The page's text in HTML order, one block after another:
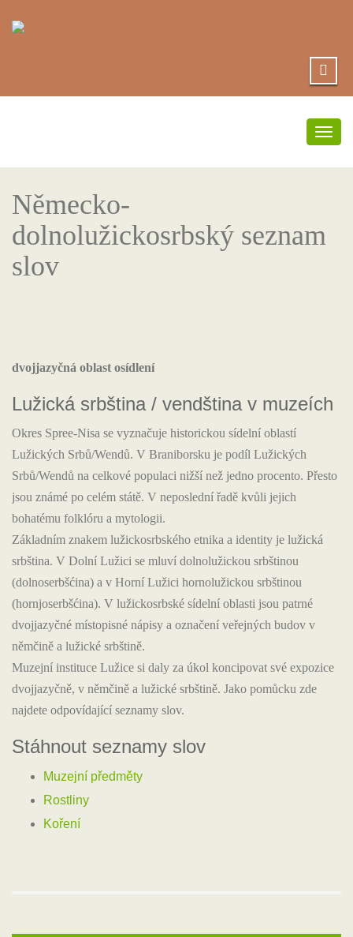
Německo-
dolnolužickosrbský seznam
slov
dvojjazyčná oblast osídlení
Lužická srbština / vendština v muzeích
Okres Spree-Nisa se vyznačuje historickou sídelní oblastí
Lužických Srbů/Wendů. V Braniborsku je podíl Lužických
Srbů/Wendů na celkové populaci nižší než jedno procento. Přesto
jsou známé po celém státě. V neposlední řadě kvůli jejich
bohatému folklóru a mytologii.
Základním znakem lužickosrbského etnika a identity je lužická
srbština. V Dolní Lužici se mluví dolnolužickou srbštinou
(dolnoserbšćina) a v Horní Lužici hornolužickou srbštinou
(hornjoserbšćina). V lužickosrbské sídelní oblasti jsou patrné
dvojjazyčné místopisné nápisy a označení veřejných budov v
němčině a lužické srbštině.
Muzejní instituce Lužice si daly za úkol koncipovat své expozice
dvojjazyčně, v němčině a lužické srbštině. Jako pomůcku zde
najdete odpovídající seznamy slov.
Stáhnout seznamy slov
Muzejní předměty
Rostliny
Koření